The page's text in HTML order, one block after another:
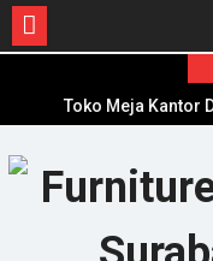
content
Toko Meja Kantor